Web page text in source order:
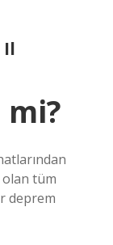
Il
olan tüm
deprem